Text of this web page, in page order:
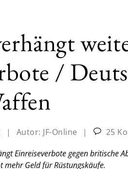
/
| Autor: JF-Online |
25
Einreiseverbote gegen britische
Geld für Rüstungskäufe.